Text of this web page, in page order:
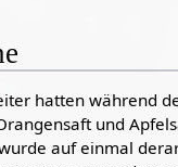
hatten während
und
auf einmal